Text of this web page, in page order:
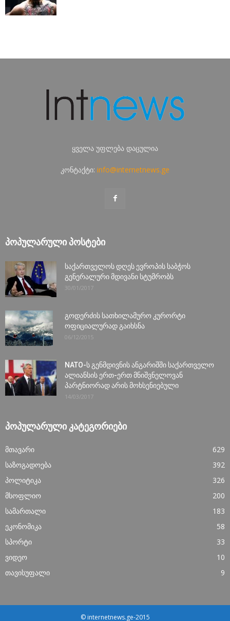
ყველა უფლება დაცულია
კონტაქტი: info@internetnews.ge
ᲞᲝᲞᲣᲚᲐᲠᲣᲚᲘ ᲞᲝᲡᲢᲔᲑᲘ
საქართველოს დღეს ევროპის საბჭოს
გენერალური მდივანი სტუმრობს
30/01/2017
გოდერძის სათხილამურო კურორტი
ოფიციალურად გაიხსნა
06/12/2015
NATO-ს გენმდივნის ანგარიშში საქართველო
ალიანსის ერთ-ერთ მნიშვნელოვან
პარტნიორად არის მოხსენიებული
14/03/2017
ᲞᲝᲞᲣᲚᲐᲠᲣᲚᲘ ᲙᲐᲢᲔᲒᲝᲠᲘᲔᲑᲘ
მთავარი
629
საზოგადოება
392
პოლიტიკა
326
მსოფლიო
200
სამართალი
183
ეკონომიკა
58
სპორტი
33
ვიდეო
10
თავისუფალი
9
© internetnews.ge-2015